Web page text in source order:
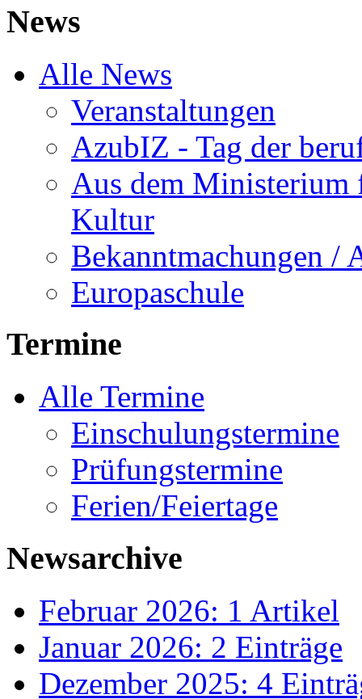
News
Alle News
Veranstaltungen
AzubIZ - Tag der
Aus dem Ministerium
Kultur
Bekanntmachungen /
Europaschule
Termine
Alle Termine
Einschulungstermine
Prüfungstermine
Ferien/Feiertage
Newsarchive
Februar 2026: 1 Artikel
Januar 2026: 2 Einträge
Dezember 2025: 4